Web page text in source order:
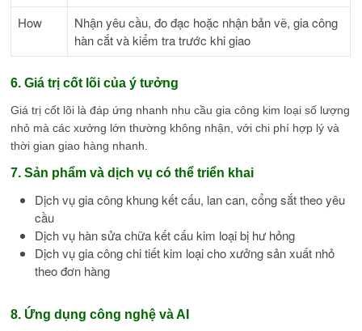
How
Nhận yêu cầu, đo đạc hoặc nhận bản vẽ, gia công
hàn cắt và kiểm tra trước khi giao
6. Giá trị cốt lõi của ý tưởng
Giá trị cốt lõi là đáp ứng nhanh nhu cầu gia công kim loại số lượng
nhỏ mà các xưởng lớn thường không nhận, với chi phí hợp lý và
thời gian giao hàng nhanh.
7. Sản phẩm và dịch vụ có thể triển khai
Dịch vụ gia công khung kết cấu, lan can, cổng sắt theo yêu
cầu
Dịch vụ hàn sửa chữa kết cấu kim loại bị hư hỏng
Dịch vụ gia công chi tiết kim loại cho xưởng sản xuất nhỏ
theo đơn hàng
8. Ứng dụng công nghệ và AI